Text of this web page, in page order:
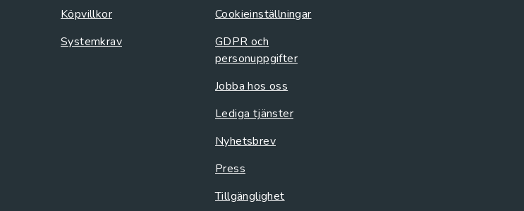
Köpvillkor
Systemkrav
Cookieinställningar
GDPR och
personuppgifter
Jobba hos oss
Lediga tjänster
Nyhetsbrev
Press
Tillgänglighet